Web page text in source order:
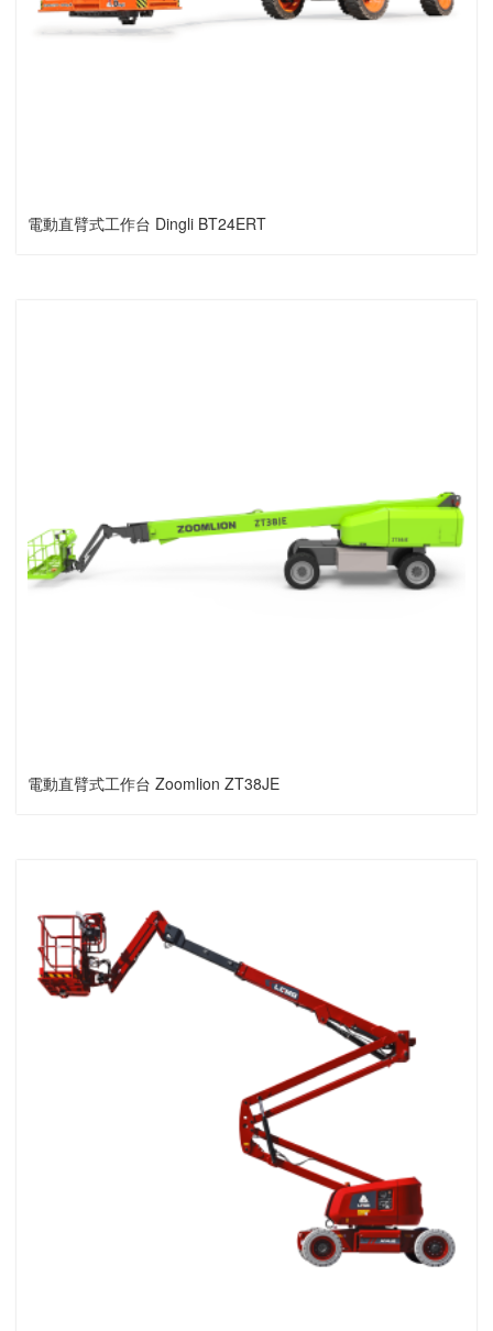
電動直臂式工作台 Dingli BT24ERT
電動直臂式工作台 Zoomlion ZT38JE